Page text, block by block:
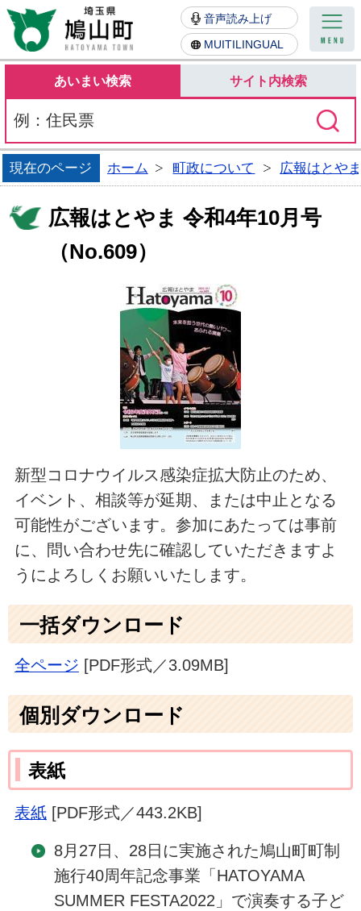
鳩山町
音声読み上げ
MUITILINGUAL
あいまい検索 サイト内検索
現在のページ ホーム 町政について 広報はとや
広報はとやま 令和4年10月号
（No.609）
新型コロナウイルス感染症拡大防止のため、
イベント、相談等が延期、または中止となる
可能性がございます。参加にあたっては事前
に、問い合わせ先に確認していただきますよ
うによろしくお願いいたします。
一括ダウンロード
全ページ [PDF形式／3.09MB]
個別ダウンロード
表紙
表紙[PDF形式／443.2KB]
8月27日、28日に実施された鳩山町町制
施行40周年記念事業「HATOYAMA
SUMMER FESTA2022」で演奏する子ど